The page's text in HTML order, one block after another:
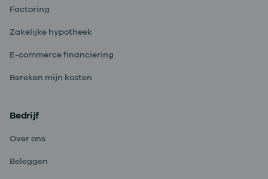
Factoring
Zakelijke hypotheek
E-commerce financiering
Bereken mijn kosten
Bedrijf
Over ons
Beleggen